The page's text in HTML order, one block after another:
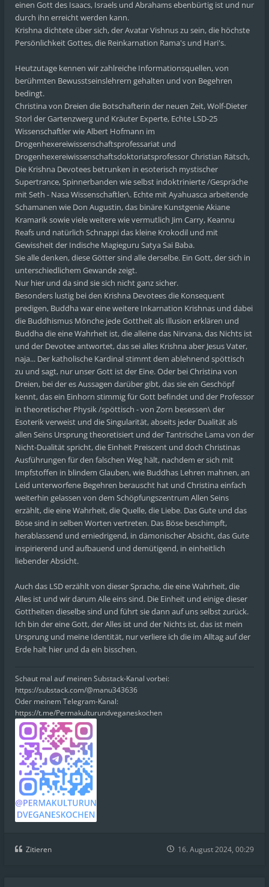
einen Gott des Isaacs, Israels und Abrahams ebenbürtig ist und nur
durch ihn erreicht werden kann.
Krishna dichtete über sich, der Avatar Vishnus zu sein, die höchste
Persönlichkeit Gottes, die Reinkarnation Rama's und Hari's.
Heutzutage kennen wir zahlreiche Informationsquellen, von
berühmten Bewusstseinslehrern gehalten und von Begehren
bedingt.
Christina von Dreien die Botschafterin der neuen Zeit, Wolf-Dieter
Storl der Gartenzwerg und Kräuter Experte, Echte LSD-25
Wissenschaftler wie Albert Hofmann im
Drogenhexereiwissenschaftsprofessariat und
Drogenhexereiwissenschaftsdoktoriatsprofessor Christian Rätsch,
Die Krishna Devotees betrunken in esoterisch mystischer
Supertrance, Spinnerbanden wie selbst indoktrinierte /Gespräche
mit Seth - Nasa Wissenschaftler\. Echte mit Ayahuasca arbeitende
Schamanen wie Don Augustin, das binäre Kunstgenie Akiane
Kramarik sowie viele weitere wie vermutlich Jim Carry, Keannu
Reafs und natürlich Schnappi das kleine Krokodil und mit
Gewissheit der Indische Magieguru Satya Sai Baba.
Sie alle denken, diese Götter sind alle derselbe. Ein Gott, der sich in
unterschiedlichem Gewande zeigt.
Nur hier und da sind sie sich nicht ganz sicher.
Besonders lustig bei den Krishna Devotees die Konsequent
predigen, Buddha war eine weitere Inkarnation Krishnas und dabei
die Buddhismus Mönche jede Gottheit als Illusion erklären und
Buddha die eine Wahrheit ist, die alleine das Nirvana, das Nichts ist
und der Devotee antwortet, das sei alles Krishna aber Jesus Vater,
naja... Der katholische Kardinal stimmt dem ablehnend spöttisch
zu und sagt, nur unser Gott ist der Eine. Oder bei Christina von
Dreien, bei der es Aussagen darüber gibt, das sie ein Geschöpf
kennt, das ein Einhorn stimmig für Gott befindet und der Professor
in theoretischer Physik /spöttisch - von Zorn besessen\ der
Esoterik verweist und die Singularität, abseits jeder Dualität als
allen Seins Ursprung theoretisiert und der Tantrische Lama von der
Nicht-Dualität spricht, die Einheit Preiscent und doch Christinas
Ausführungen für den falschen Weg hält, nachdem er sich mit
Impfstoffen in blindem Glauben, wie Buddhas Lehren mahnen, an
Leid unterworfene Begehren berauscht hat und Christina einfach
weiterhin gelassen von dem Schöpfungszentrum Allen Seins
erzählt, die eine Wahrheit, die Quelle, die Liebe. Das Gute und das
Böse sind in selben Worten vertreten. Das Böse beschimpft,
herablassend und erniedrigend, in dämonischer Absicht, das Gute
inspirierend und aufbauend und demütigend, in einheitlich
liebender Absicht.
Auch das LSD erzählt von dieser Sprache, die eine Wahrheit, die
Alles ist und wir darum Alle eins sind. Die Einheit und einige dieser
Gottheiten dieselbe sind und führt sie dann auf uns selbst zurück.
Ich bin der eine Gott, der Alles ist und der Nichts ist, das ist mein
Ursprung und meine Identität, nur verliere ich die im Alltag auf der
Erde halt hier und da ein bisschen.
Schaut mal auf meinen Substack-Kanal vorbei:
https://substack.com/@manu343636
Oder meinem Telegram-Kanal:
https://t.me/Permakulturundveganeskochen
Zitieren 16. August 2024, 00:29